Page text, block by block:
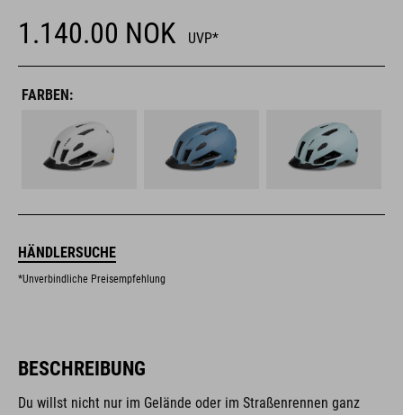
1.140.00 NOK UVP*
FARBEN:
HÄNDLERSUCHE
*Unverbindliche Preisempfehlung
BESCHREIBUNG
Du willst nicht nur im Gelände oder im Straßenrennen ganz